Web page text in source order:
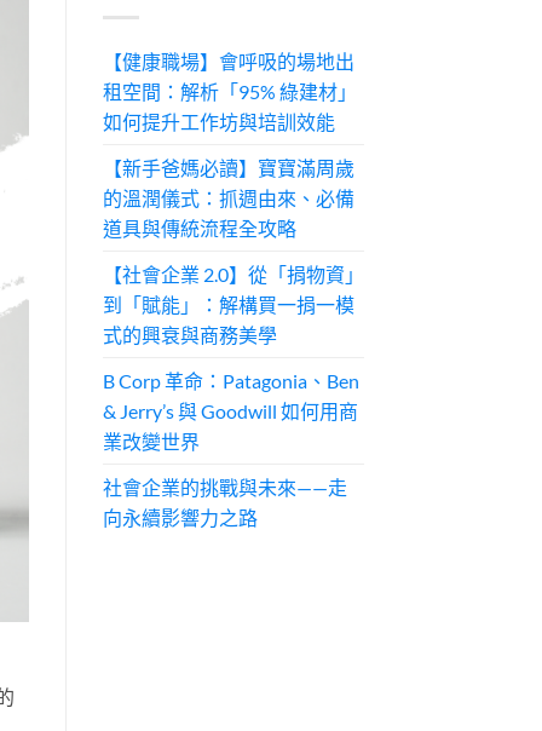
【健康職場】會呼吸的場地出
租空間：解析「95% 綠建材」
如何提升工作坊與培訓效能
【新手爸媽必讀】寶寶滿周歲
的溫潤儀式：抓週由來、必備
道具與傳統流程全攻略
【社會企業 2.0】從「捐物資」
到「賦能」：解構買一捐一模
式的興衰與商務美學
B Corp 革命：Patagonia、Ben
& Jerry’s 與 Goodwill 如何用商
業改變世界
社會企業的挑戰與未來——走
向永續影響力之路